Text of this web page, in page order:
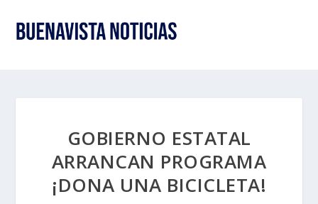
GOBIERNO ESTATAL
ARRANCAN PROGRAMA
¡DONA UNA BICICLETA!